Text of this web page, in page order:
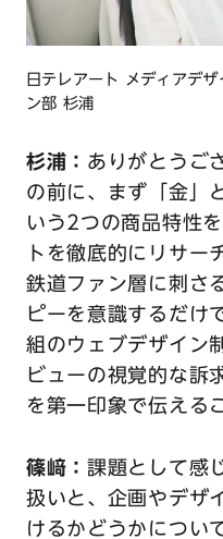
日テレアート メディアデ
ン部 杉浦
杉浦： ありがとうご
の前に、まず「金」
いう2つの商品特性
トを徹底的にリサ
鉄道ファン層に刺さ
ピーを意識するだけ
組のウェブデザイン
ビューの視覚的な訴
を第一印象で伝える
篠﨑：課題として感
扱いと、企画やデザ
けるかどうかについ